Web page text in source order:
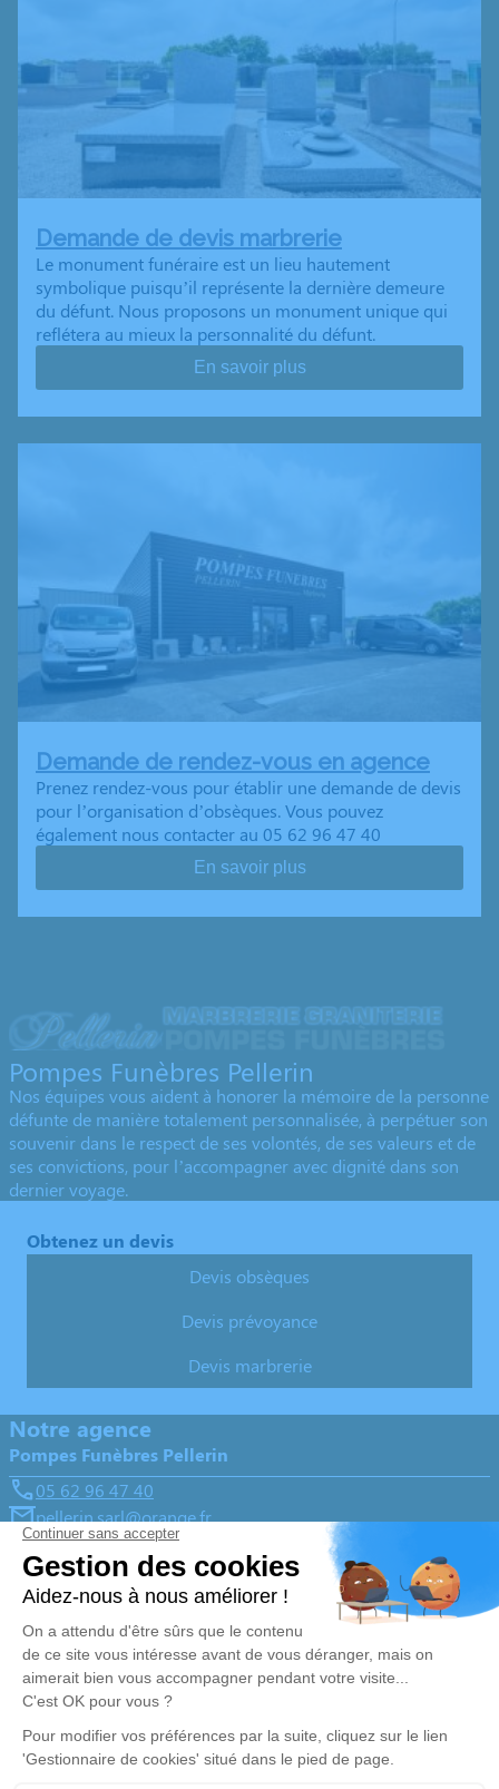
Demande de devis marbrerie
Le monument funéraire est un lieu hautement
symbolique puisqu’il représente la dernière demeure
du défunt. Nous proposons un monument unique qui
reflétera au mieux la personnalité du défunt.
En savoir plus
Demande de rendez-vous en agence
Prenez rendez-vous pour établir une demande de devis
pour l’organisation d’obsèques. Vous pouvez
également nous contacter au 05 62 96 47 40
En savoir plus
Pompes Funèbres Pellerin
Nos équipes vous aident à honorer la mémoire de la personne
défunte de manière totalement personnalisée, à perpétuer son
souvenir dans le respect de ses volontés, de ses valeurs et de
ses convictions, pour l’accompagner avec dignité dans son
dernier voyage.
Obtenez un devis
Devis obsèques
Devis prévoyance
Devis marbrerie
Notre agence
Pompes Funèbres Pellerin
05 62 96 47 40
pellerin.sarl@orange.fr
Zone Industrielle du Marmajou Rue Diane d'Andouins -
65700 - Maubourguet
4.9/5 - 82 avis
Nos Services
Organiser des obsèques
Monuments funéraires
Services aux familles
Liens utiles
Avis de décès
Demande de rendez-vous en
Nos réseaux sociaux